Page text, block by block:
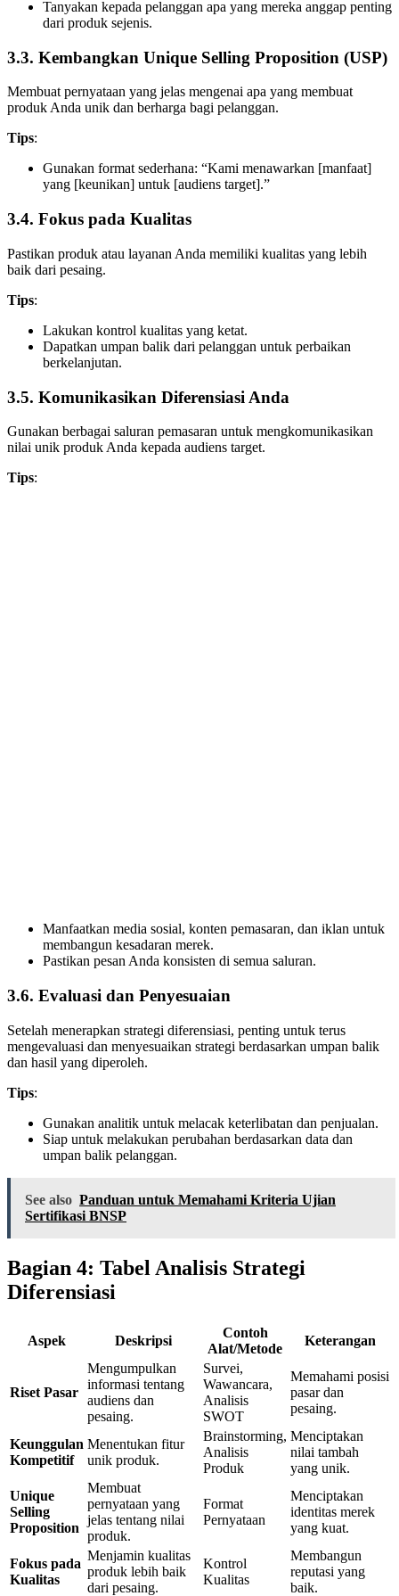
Tanyakan kepada pelanggan apa yang mereka anggap penting
dari produk sejenis.
3.3. Kembangkan Unique Selling Proposition (USP)
Membuat pernyataan yang jelas mengenai apa yang membuat
produk Anda unik dan berharga bagi pelanggan.
Tips:
Gunakan format sederhana: “Kami menawarkan [manfaat]
yang [keunikan] untuk [audiens target].”
3.4. Fokus pada Kualitas
Pastikan produk atau layanan Anda memiliki kualitas yang lebih
baik dari pesaing.
Tips:
Lakukan kontrol kualitas yang ketat.
Dapatkan umpan balik dari pelanggan untuk perbaikan
berkelanjutan.
3.5. Komunikasikan Diferensiasi Anda
Gunakan berbagai saluran pemasaran untuk mengkomunikasikan
nilai unik produk Anda kepada audiens target.
Tips:
Manfaatkan media sosial, konten pemasaran, dan iklan untuk
membangun kesadaran merek.
Pastikan pesan Anda konsisten di semua saluran.
3.6. Evaluasi dan Penyesuaian
Setelah menerapkan strategi diferensiasi, penting untuk terus
mengevaluasi dan menyesuaikan strategi berdasarkan umpan balik
dan hasil yang diperoleh.
Tips:
Gunakan analitik untuk melacak keterlibatan dan penjualan.
Siap untuk melakukan perubahan berdasarkan data dan
umpan balik pelanggan.
See also Panduan untuk Memahami Kriteria Ujian
Sertifikasi BNSP
Bagian 4: Tabel Analisis Strategi
Diferensiasi
Aspek Deskripsi
Contoh
Alat/Metode
Keterangan
Riset Pasar
Mengumpulkan
informasi tentang
audiens dan
pesaing.
Survei,
Wawancara,
Analisis
SWOT
Memahami posisi
pasar dan
pesaing.
Keunggulan
Kompetitif
Menentukan fitur
unik produk.
Brainstorming,
Analisis
Produk
Menciptakan
nilai tambah
yang unik.
Unique
Selling
Proposition
Membuat
pernyataan yang
jelas tentang nilai
produk.
Format
Pernyataan
Menciptakan
identitas merek
yang kuat.
Fokus pada
Kualitas
Menjamin kualitas
produk lebih baik
dari pesaing.
Kontrol
Kualitas
Membangun
reputasi yang
baik.